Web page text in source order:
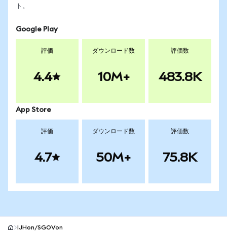
ト。
Google Play
評価
4.4
ダウンロード数
10M+
評価数
483.8K
App Store
評価
4.7
ダウンロード数
50M+
評価数
75.8K
IJHon/SGOVon